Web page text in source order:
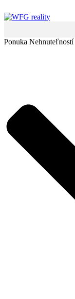
na
Ponuka Nehnuteľností